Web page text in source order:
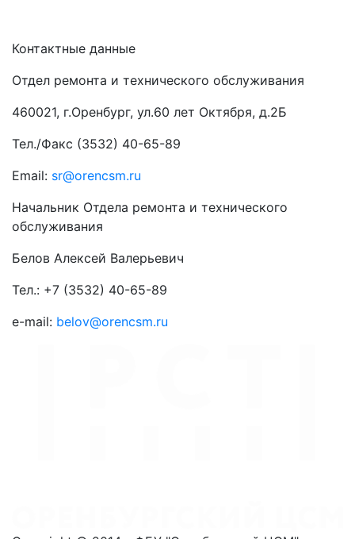
Контактные данные
Отдел ремонта и технического обслуживания
460021, г.Оренбург, ул.60 лет Октября, д.2Б
Тел./Факс (3532) 40-65-89
Email: sr@orencsm.ru
Начальник Отдела ремонта и технического
обслуживания
Белов Алексей Валерьевич
Тел.: +7 (3532) 40-65-89
e-mail: belov@orencsm.ru